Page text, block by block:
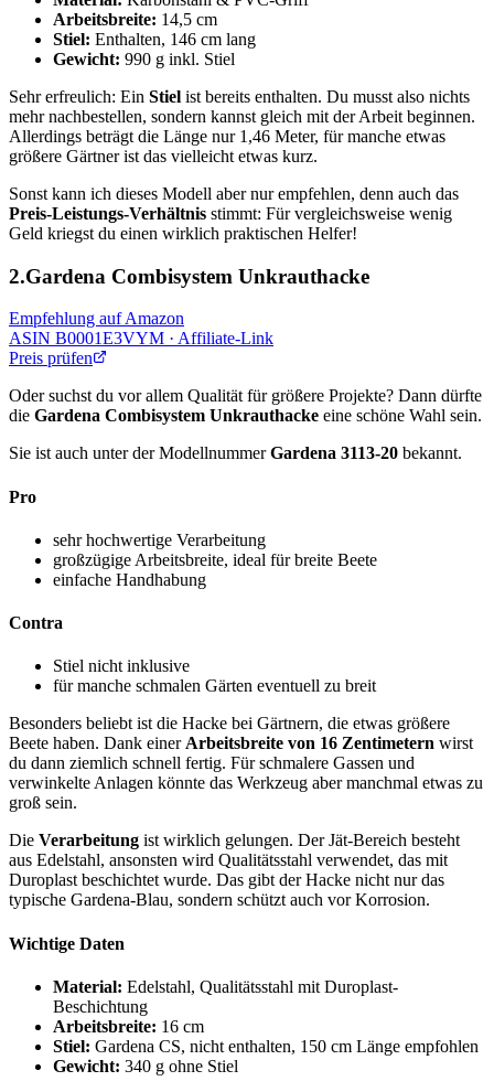
Arbeitsbreite: 14,5 cm
Stiel: Enthalten, 146 cm lang
Gewicht: 990 g inkl. Stiel
Sehr erfreulich: Ein Stiel ist bereits enthalten. Du musst also nichts
mehr nachbestellen, sondern kannst gleich mit der Arbeit beginnen.
Allerdings beträgt die Länge nur 1,46 Meter, für manche etwas
größere Gärtner ist das vielleicht etwas kurz.
Sonst kann ich dieses Modell aber nur empfehlen, denn auch das
Preis-Leistungs-Verhältnis stimmt: Für vergleichsweise wenig
Geld kriegst du einen wirklich praktischen Helfer!
2.Gardena Combisystem Unkrauthacke
Empfehlung auf Amazon
ASIN B0001E3VYM · Affiliate-Link
Preis prüfen
Oder suchst du vor allem Qualität für größere Projekte? Dann dürfte
die Gardena Combisystem Unkrauthacke eine schöne Wahl sein.
Sie ist auch unter der ModellnummerGardena 3113-20 bekannt.
Pro
sehr hochwertige Verarbeitung
großzügige Arbeitsbreite, ideal für breite Beete
einfache Handhabung
Contra
Stiel nicht inklusive
für manche schmalen Gärten eventuell zu breit
Besonders beliebt ist die Hacke bei Gärtnern, die etwas größere
Beete haben. Dank einer Arbeitsbreite von 16 Zentimetern wirst
du dann ziemlich schnell fertig. Für schmalere Gassen und
verwinkelte Anlagen könnte das Werkzeug aber manchmal etwas zu
groß sein.
Die Verarbeitung ist wirklich gelungen. Der Jät-Bereich besteht
aus Edelstahl, ansonsten wird Qualitätsstahl verwendet, das mit
Duroplast beschichtet wurde. Das gibt der Hacke nicht nur das
typische Gardena-Blau, sondern schützt auch vor Korrosion.
Wichtige Daten
Material: Edelstahl, Qualitätsstahl mit Duroplast-
Beschichtung
Arbeitsbreite: 16 cm
Stiel: Gardena CS, nicht enthalten, 150 cm Länge empfohlen
Gewicht: 340 g ohne Stiel